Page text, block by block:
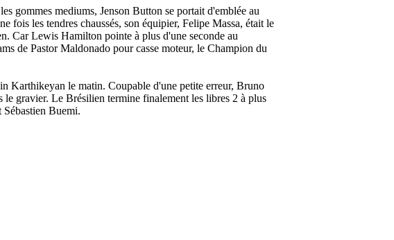
gommes mediums, Jenson Button se portait d'emblée au
fois les tendres chaussés, son équipier, Felipe Massa, était le
Car Lewis Hamilton pointe à plus d'une seconde au
de Pastor Maldonado pour casse moteur, le Champion du
Karthikeyan le matin. Coupable d'une petite erreur, Bruno
le gravier. Le Brésilien termine finalement les libres 2 à plus
Buemi.